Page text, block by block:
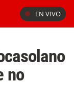
EN VIVO
no